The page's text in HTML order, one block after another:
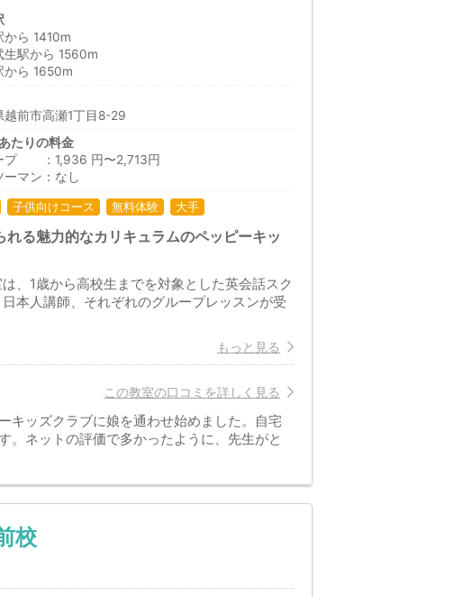
から 1410m
生駅から 1560m
から 1650m
越前市高瀬1丁目8-29
たりの料金
プ ：1,936 円〜2,713円
ーマン：なし
子供向けコース 無料体験 大手
る魅力的なカリキュラムのペッピーキッ
、1歳から高校生までを対象とした英会話スク
本人講師、それぞれのグループレッスンが受
もっと見る
この教室の口コミを詳しく見る
キッズクラブに娘を通わせ始めました。自宅
。ネットの評価で多かったように、先生がと
校